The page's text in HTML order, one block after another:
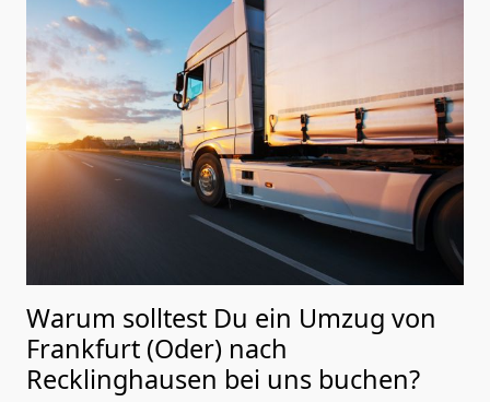
Warum solltest Du ein Umzug von
Frankfurt (Oder) nach
Recklinghausen bei uns buchen?